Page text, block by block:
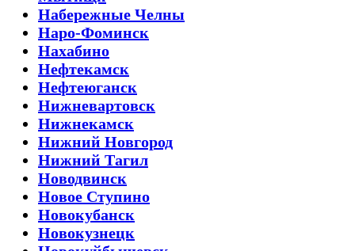
Набережные Челны
Наро-Фоминск
Нахабино
Нефтекамск
Нефтеюганск
Нижневартовск
Нижнекамск
Нижний Новгород
Нижний Тагил
Новодвинск
Новое Ступино
Новокубанск
Новокузнецк